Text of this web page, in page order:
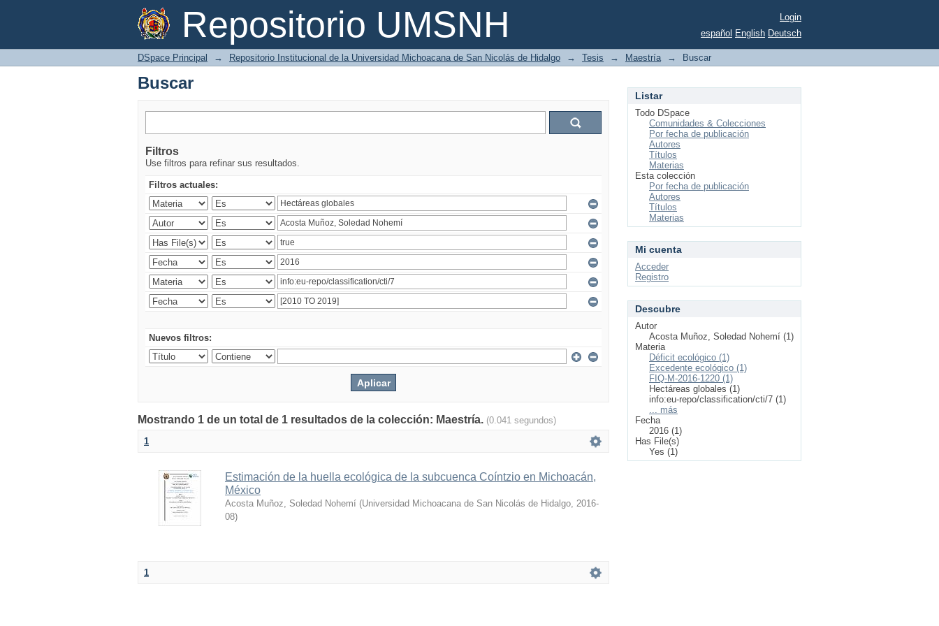
Repositorio UMSNH
Buscar
Login
español English Deutsch
DSpace Principal → Repositorio Institucional de la Universidad Michoacana de San Nicolás de Hidalgo → Tesis → Maestría → Buscar
Buscar
Filtros
Use filtros para refinar sus resultados.
Filtros actuales:
Nuevos filtros:
Mostrando 1 de un total de 1 resultados de la colección: Maestría. (0.041 segundos)
1
Estimación de la huella ecológica de la subcuenca Coíntzio en Michoacán,
México
Acosta Muñoz, Soledad Nohemí (Universidad Michoacana de San Nicolás de Hidalgo, 2016-
08)
1
Listar
Todo DSpace
Comunidades & Colecciones
Por fecha de publicación
Autores
Títulos
Materias
Esta colección
Por fecha de publicación
Autores
Títulos
Materias
Mi cuenta
Acceder
Registro
Descubre
Autor
Acosta Muñoz, Soledad Nohemí (1)
Materia
Déficit ecológico (1)
Excedente ecológico (1)
FIQ-M-2016-1220 (1)
Hectáreas globales (1)
info:eu-repo/classification/cti/7 (1)
... más
Fecha
2016 (1)
Has File(s)
Yes (1)